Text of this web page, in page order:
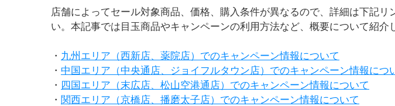
店舗によってセール対象商品、価格、購入条件が異なるので、詳細は下記リ
い。本記事では目玉商品やキャンペーンの利用方法など、概要について紹介
・ 九州エリア（西新店、薬院店）でのキャンペーン情報について
・ 中国エリア（中央通店、ジョイフルタウン店）でのキャンペーン情報につ
・ 四国エリア（末広店、松山空港通店）でのキャンペーン情報について
・ 関西エリア（京橋店、播磨太子店）でのキャンペーン情報について